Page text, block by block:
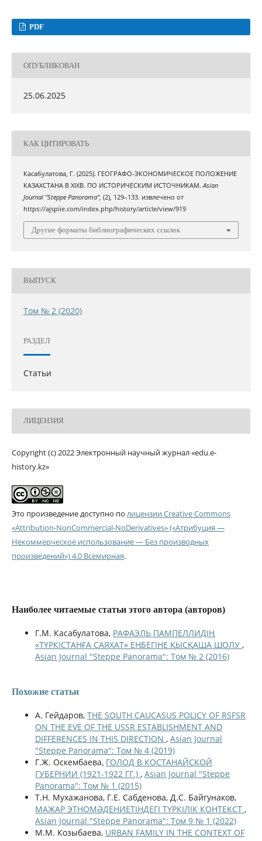
PDF
ОПУБЛИКОВАН
25.06.2025
КАК ЦИТИРОВАТЬ
Касабулатова, Г. (2025). ГЕОГРАФО-ЭКОНОМИЧЕСКОЕ ПОЛОЖЕНИЕ
КАЗАХСТАНА В XIXВ. ПО ИСТОРИЧЕСКИМ ИСТОЧНИКАМ.Asian
Journal "Steppe Panorama", (2), 129–133. извлечено от
https://ajspiie.com/index.php/history/article/view/919
Другие форматы библиографических ссылок
ВЫПУСК
Том № 2 (2020)
РАЗДЕЛ
Статьи
ЛИЦЕНЗИЯ
Copyright (c) 2022 Электронный научный журнал «edu.e-
history.kz»
Это произведение доступно по лицензии Creative Commons
«Attribution-NonCommercial-NoDerivatives» («Атрибуция —
Некоммерческое использование — Без производных
произведений») 4.0 Всемирная.
Наиболее читаемые статьи этого автора (авторов)
Г.М. Касабулатова, РАФАЭЛЬ ПАМПЕЛЛИДІҢ
«ТҮРКІСТАНҒА САЯХАТ» ЕҢБЕГІНЕ ҚЫСҚАША ШОЛУ ,
Asian Journal "Steppe Panorama": Том № 2 (2016)
Похожие статьи
A. Гейдаров, THE SOUTH CAUCASUS POLICY OF RSFSR
ON THE EVE OF THE USSR ESTABLISHMENT AND
DIFFERENCES IN THIS DIRECTION , Asian Journal
"Steppe Panorama": Том № 4 (2019)
Г.Ж. Оскембаева, ГОЛОД В КОСТАНАЙСКОЙ
ГУБЕРНИИ (1921-1922 ГГ.) , Asian Journal "Steppe
Panorama": Том № 1 (2015)
Т.Н. Мухажанова, Г.Е. Сабденова, Д.С. Байгунаков,
МАЖАР ЭТНОМӘДЕНИЕТІНДЕГІ ТҮРКІЛІК КОНТЕКСТ ,
Asian Journal "Steppe Panorama": Том 9 № 1 (2022)
М.М. Козыбаева, URBAN FAMILY IN THE CONTEXT OF